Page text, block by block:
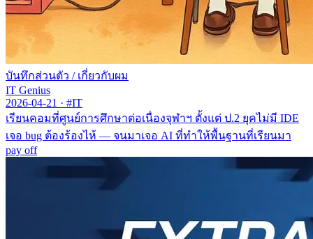
บันทึกส่วนตัว / เกี่ยวกับผม
IT Genius
2026-04-21 · #IT
เรียนคอมที่ศูนย์การศึกษาต่อเนื่องจุฬาฯ ตั้งแต่ ป.2 ยุคไม่มี IDE
เจอ bug ต้องร้องไห้ — จนมาเจอ AI ที่ทำให้พื้นฐานที่เรียนมา
pay off